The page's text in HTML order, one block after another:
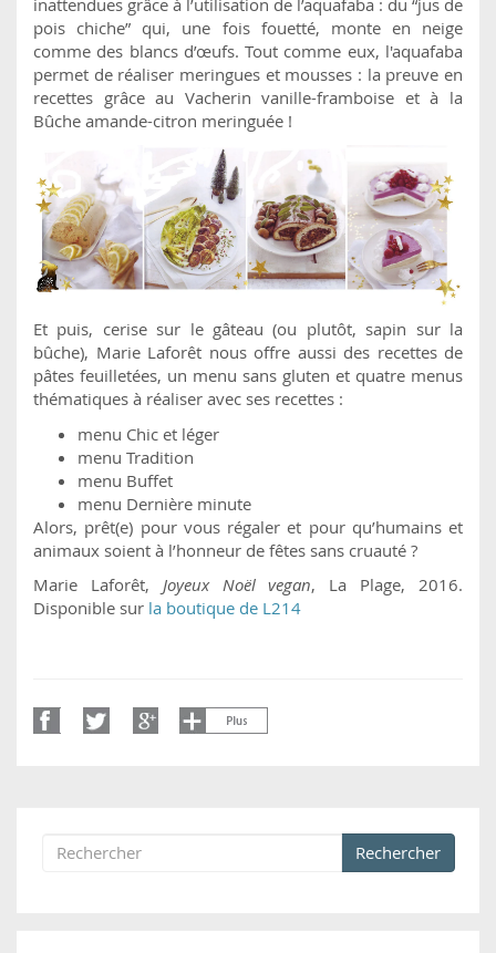
inattendues grâce à l’utilisation de l’aquafaba : du “jus de
pois chiche” qui, une fois fouetté, monte en neige
comme des blancs d’œufs. Tout comme eux, l'aquafaba
permet de réaliser meringues et mousses : la preuve en
recettes grâce au Vacherin vanille-framboise et à la
Bûche amande-citron meringuée !
Et puis, cerise sur le gâteau (ou plutôt, sapin sur la
bûche), Marie Laforêt nous offre aussi des recettes de
pâtes feuilletées, un menu sans gluten et quatre menus
thématiques à réaliser avec ses recettes :
menu Chic et léger
menu Tradition
menu Buffet
menu Dernière minute
Alors, prêt(e) pour vous régaler et pour qu’humains et
animaux soient à l’honneur de fêtes sans cruauté ?
Marie Laforêt, Joyeux Noël vegan, La Plage, 2016.
Disponible sur la boutique de L214
Formulaire de recherche
Rechercher